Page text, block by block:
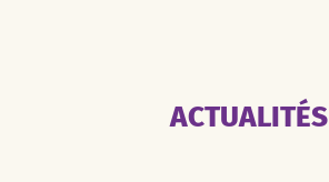
ACTUALITÉS